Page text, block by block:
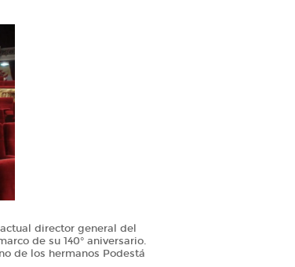
director general del
de su 140° aniversario.
de los hermanos Podestá